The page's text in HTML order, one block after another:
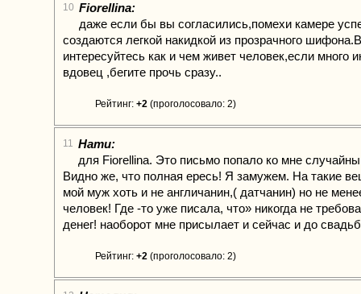
10 Fiorellina:
даже если бы вы согласились,помехи камере
создаются легкой накидкой из прозрачного
интересуйтесь как и чем живет человек,если много
вдовец ,бегите прочь сразу..
Рейтинг: +2 (проголосовало: 2)
11 Нати:
для Fiorellina. Это письмо попало ко мне
Видно же, что полная ересь! Я замужем. На такие
мой муж хоть и не англичанин,( датчанин) но не
человек! Где -то уже писала, что» никогда не
денег! наоборот мне присылает и сейчас и до
Рейтинг: +2 (проголосовало: 2)